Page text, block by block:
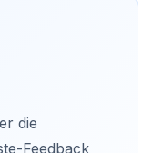
die
Feedback